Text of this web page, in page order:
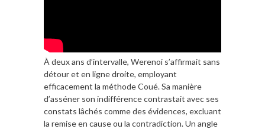
À deux ans d’intervalle, Werenoi s’affirmait sans
détour et en ligne droite, employant
efficacement la méthode Coué. Sa manière
d’asséner son indifférence contrastait avec ses
constats lâchés comme des évidences, excluant
la remise en cause ou la contradiction. Un angle